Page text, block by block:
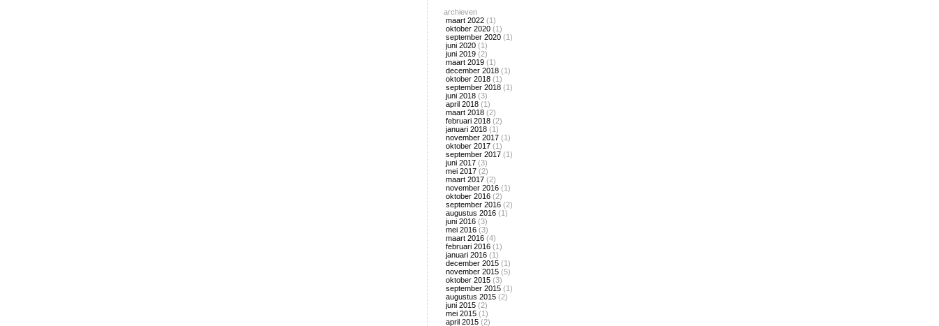
archieven
maart 2022 (1)
oktober 2020 (1)
september 2020 (1)
juni 2020 (1)
juni 2019 (2)
maart 2019 (1)
december 2018 (1)
oktober 2018 (1)
september 2018 (1)
juni 2018 (3)
april 2018 (1)
maart 2018 (2)
februari 2018 (2)
januari 2018 (1)
november 2017 (1)
oktober 2017 (1)
september 2017 (1)
juni 2017 (3)
mei 2017 (2)
maart 2017 (2)
november 2016 (1)
oktober 2016 (2)
september 2016 (2)
augustus 2016 (1)
juni 2016 (3)
mei 2016 (3)
maart 2016 (4)
februari 2016 (1)
januari 2016 (1)
december 2015 (1)
november 2015 (5)
oktober 2015 (3)
september 2015 (1)
augustus 2015 (2)
juni 2015 (2)
mei 2015 (1)
april 2015 (2)